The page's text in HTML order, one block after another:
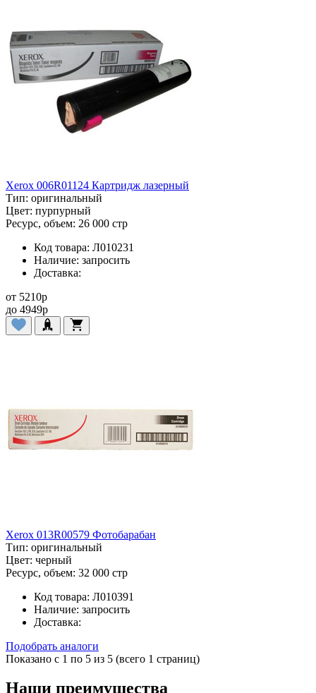
Xerox 006R01124 Картридж лазерный
Тип: оригинальный
Цвет: пурпурный
Ресурс, объем: 26 000 стр
Код товара: Л010231
Наличие: запросить
Доставка:
от 5210p
до 4949p
Xerox 013R00579 Фотобарабан
Тип: оригинальный
Цвет: черный
Ресурс, объем: 32 000 стр
Код товара: Л010391
Наличие: запросить
Доставка:
Подобрать аналоги
Показано с 1 по 5 из 5 (всего 1 страниц)
Наши преимущества